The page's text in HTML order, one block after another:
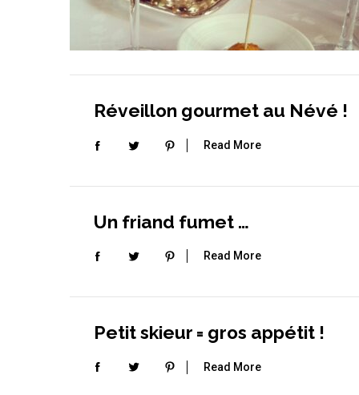
Réveillon gourmet au Névé !
Read More
Un friand fumet …
Read More
Petit skieur = gros appétit !
Read More